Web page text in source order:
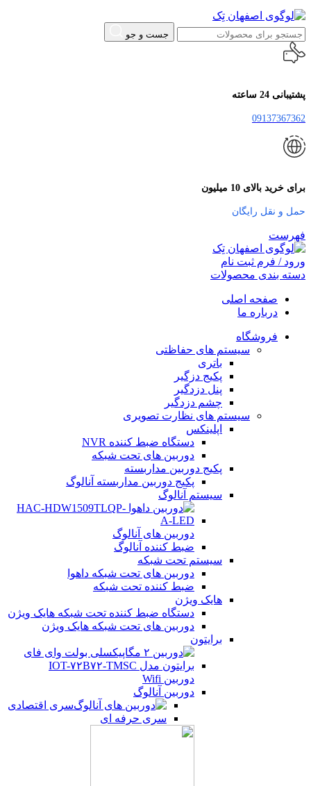
جست و جو
پشتیبانی 24 ساعته
09137367362
برای خرید بالای 10 میلیون
حمل و نقل رایگان
فهرست
ورود / فرم ثبت نام
دسته بندی محصولات
صفحه اصلی
درباره ما
فروشگاه
سیستم های حفاظتی
باتری
پکیج دزگیر
پنل دزدگیر
چشم دزدگیر
سیستم های نظارت تصویری
اپلینکس
دستگاه ضبط کننده NVR
دوربین های تحت شبکه
پکیج دوربین مداربسته
پکیج دوربین مداربسته آنالوگ
سیستم آنالوگ
دوربین های آنالوگ
ضبط کننده آنالوگ
سیستم تحت شبکه
دوربین های تحت شبکه داهوا
ضبط کننده تحت شبکه
هایک ویژن
دستگاه ضبط کننده تحت شبکه هایک ویژن
دوربین های تحت شبکه هایک ویژن
برایتون
دوربین Wifi
دوربین آنالوگ
سری اقتصادی
سری حرفه ای